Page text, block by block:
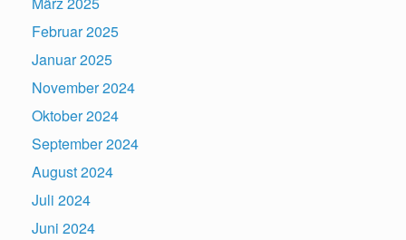
Februar 2025
Januar 2025
November 2024
Oktober 2024
September 2024
August 2024
Juli 2024
Juni 2024